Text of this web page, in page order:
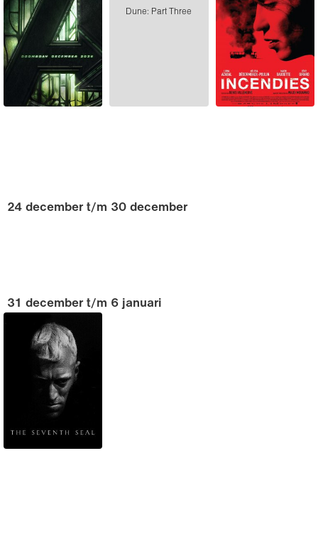
Dune: Part Three
24 december t/m 30 december
31 december t/m 6 januari